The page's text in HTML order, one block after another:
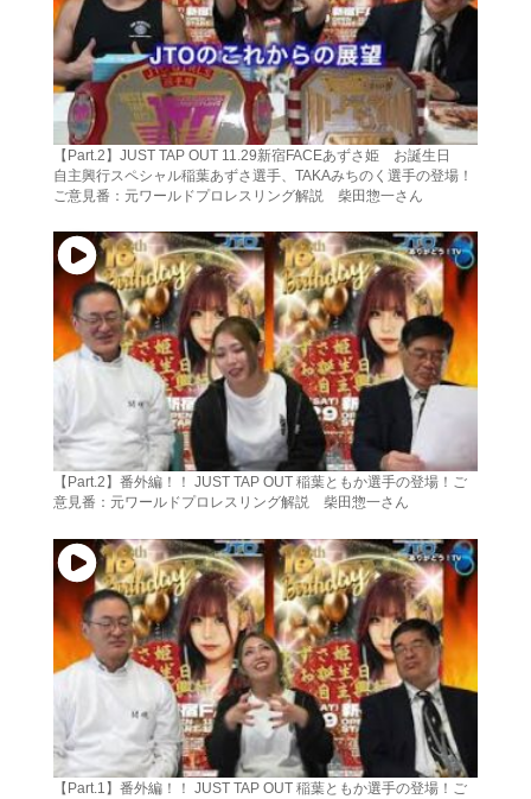
【Part.2】JUST TAP OUT 11.29新宿FACEあずさ姫 お誕生日
自主興行スペシャル稲葉あずさ選手、TAKAみちのく選手の登場！
ご意見番：元ワールドプロレスリング解説 柴田惣一さん
【Part.2】番外編！！ JUST TAP OUT 稲葉ともか選手の登場！ご
意見番：元ワールドプロレスリング解説 柴田惣一さん
【Part.1】番外編！！ JUST TAP OUT 稲葉ともか選手の登場！ご